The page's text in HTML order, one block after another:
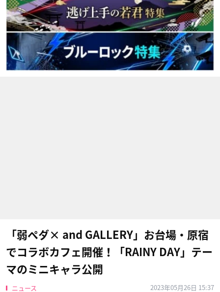
「弱ペダ× and GALLERY」お台場・原宿
でコラボカフェ開催！「RAINY DAY」テー
マのミニキャラ公開
ニュース 2023年05月26日 15:37